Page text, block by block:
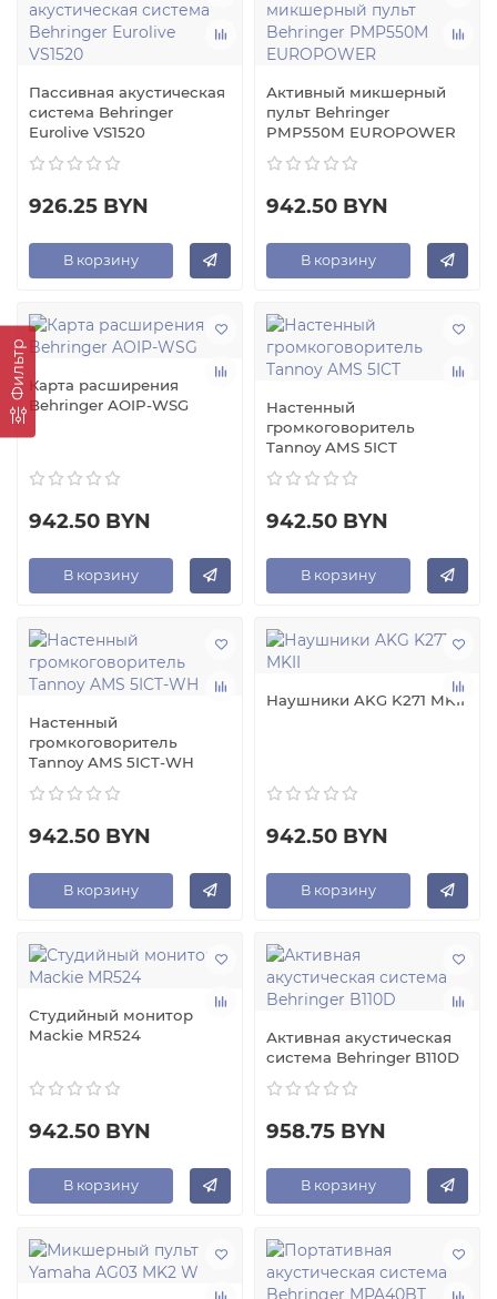
Фильтр
Пассивная акустическая
система Behringer
Eurolive VS1520
926.25 BYN
В корзину
Активный микшерный
пульт Behringer
PMP550M EUROPOWER
942.50 BYN
В корзину
Карта расширения
Behringer AOIP-WSG
942.50 BYN
В корзину
Настенный
громкоговоритель
Tannoy AMS 5ICT
942.50 BYN
В корзину
Настенный
громкоговоритель
Tannoy AMS 5ICT-WH
942.50 BYN
В корзину
Наушники AKG K271 MKII
942.50 BYN
В корзину
Студийный монитор
Mackie MR524
942.50 BYN
В корзину
Активная акустическая
система Behringer B110D
958.75 BYN
В корзину